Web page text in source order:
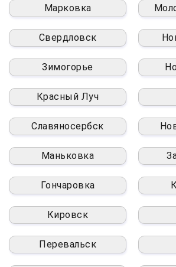
Марковка
Свердловск
Зимогорье
Красный Луч
Славяносербск
Маньковка
Гончаровка
Кировск
Перевальск